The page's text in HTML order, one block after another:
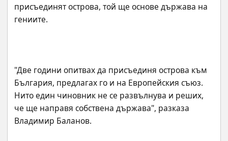
присъединят острова, той ще основе държава на
"Две години опитвах да присъединя острова към
България, предлагах го и на Европейския съюз.
Нито един чиновник не се развълнува и реших,
че ще направя собствена държава", разказа